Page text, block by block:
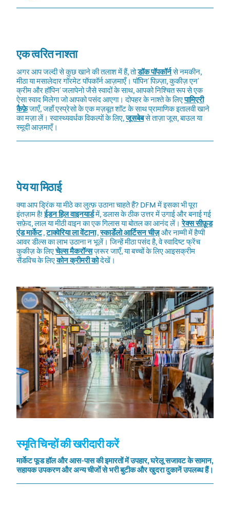
एक त्वरित नाश्ता
अगर आप जल्दी से कुछ खाने की तलाश में हैं, तोडॉक पॉपकॉर्नसे नमकीन,
मीठा या मसालेदार गॉरमेट पॉपकॉर्न आज़माएँ। पॉपिन' पिज़्ज़ा, कुकीज़ एन'
क्रीम और हॉपिन' जलापेनो जैसे स्वादों के साथ, आपको निश्चित रूप से एक
ऐसा स्वाद मिलेगा जो आपको पसंद आएगा। दोपहर के नाश्ते के लिएपामिएरी
कैफ़ेजाएँ, जहाँ एस्प्रेसो के एक मज़बूत शॉट के साथ प्रामाणिक इतालवी खाने
का मज़ा लें। स्वास्थ्यवर्धक विकल्पों के लिए,जूसबेबसे ताज़ा जूस, बाउल या
स्मूदी आज़माएँ।
पेय या मिठाई
क्या आप ड्रिंक या मीठे का लुत्फ़ उठाना चाहते हैं? DFM में इसका भी पूरा
इंतज़ाम है!ईडन हिल वाइनयार्डमें, डलास के ठीक उत्तर में उगाई और बनाई गई
सफ़ेद, लाल या मीठी वाइन का एक गिलास या बोतल का आनंद लें।रेक्स सीफ़ूड
एंड मार्केट,टाक्वेरिया ला वेंटाना,स्कार्डेलो आर्टिसन चीज़और नाम्मी में हैप्पी
आवर डील्स का लाभ उठाना न भूलें। जिन्हें मीठा पसंद है, वे स्वादिष्ट फ्रेंच
कुकीज़ के लिएचेल्स मैकरॉन्सज़रूर जाएँ, या बच्चों के लिए आइसक्रीम
सैंडविच के लिएकोन क्रीमरी कोदेखें।
स्मृति चिन्हों की खरीदारी करें
मार्केट फूड हॉल और आस-पास की इमारतों में उपहार, घरेलू सजावट के सामान,
सहायक उपकरण और अन्य चीजों से भरी बुटीक और खुदरा दुकानें उपलब्ध हैं।